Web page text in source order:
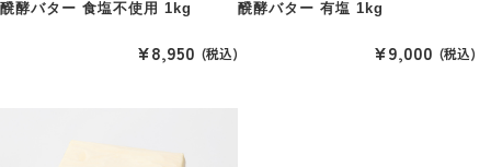
醗酵バター 食塩不使用 1kg
¥8,950 (税込)
醗酵バター 有塩 1kg
¥9,000 (税込)